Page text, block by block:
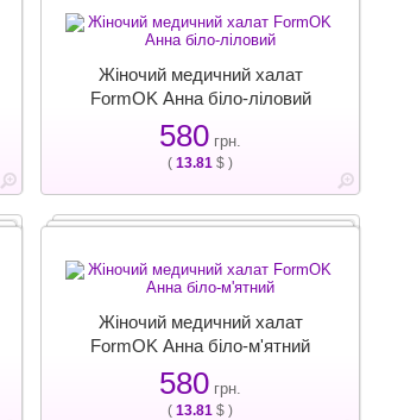
Жіночий медичний халат
FormOK Анна біло-ліловий
580 грн.
( 13.81 $ )
Жіночий медичний халат
FormOK Анна біло-м'ятний
580 грн.
( 13.81 $ )